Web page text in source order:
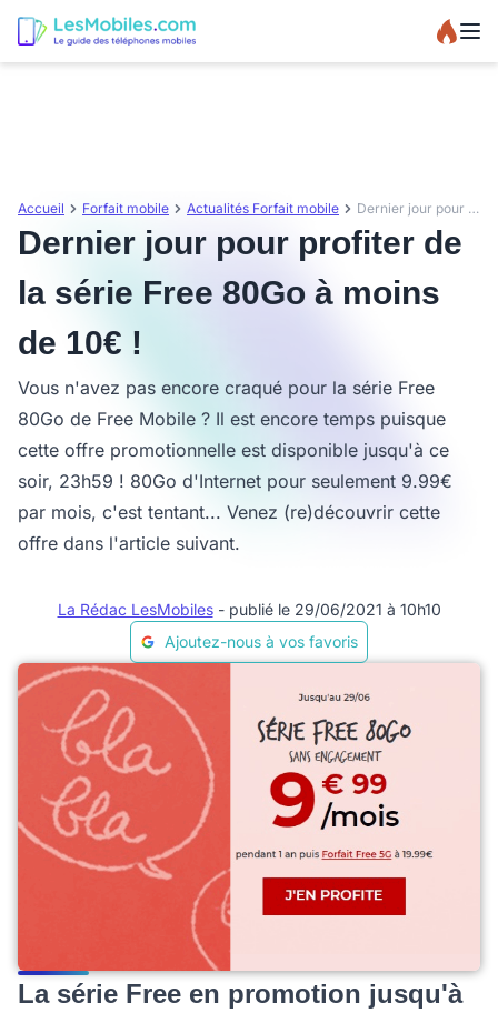
Accueil Forfait mobile Actualités Forfait mobile Dernier jour pour profiter de la série Free 80Go à moins de 10€ !
Dernier jour pour profiter de
la série Free 80Go à moins
de 10€ !
Vous n'avez pas encore craqué pour la série Free
80Go de Free Mobile ? Il est encore temps puisque
cette offre promotionnelle est disponible jusqu'à ce
soir, 23h59 ! 80Go d'Internet pour seulement 9.99€
par mois, c'est tentant... Venez (re)découvrir cette
offre dans l'article suivant.
La Rédac LesMobiles - publié le 29/06/2021 à 10h10
Ajoutez-nous à vos favoris
La série Free en promotion jusqu'à